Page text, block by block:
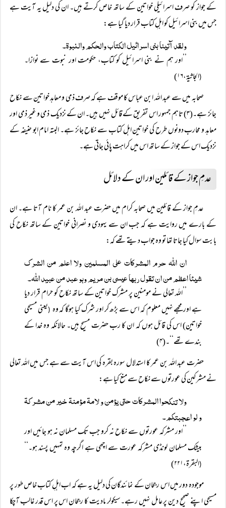
کے جواز کو صرف اسرائیلی خواتین کے ساتھ خاص کرتے ہیں۔ ان کی دلیل یہ آیت ہے
جس میں بنی اسرائیل کو اہلِ کتاب قرار دیا گیا ہے:
ولقد آتینا بنی اسرائیل الکتاب والحکم والنبوۃ۔
’’اور ہم نے بنی اسرائیل کو کتاب، حکومت اور نبوت سے نوازا۔
(الجاثیۃ،۱۶)
صحابہ میں سے عبد اللہ ابن عباس کا موقف ہے کہ صرف ذمی و معاہد خواتین سے نکاح
جائز ہے۔(۳) تاہم جمہور اس تفریق کے قائل نہیں ہیں۔ ان کے نزدیک ذمی و غیر ذمی اور
معاہد و محارب دونوں طرح کی خواتین اہل کتاب سے نکاح جائز ہے۔ البتہ امام ابو حنیفہ کے
نزدیک اس کے جواز کے ساتھ اس میں کراہت پائی جاتی ہے۔
عدمِ جواز کے قائلین اور ان کے دلائل
عدمِ جواز کے قائلین میں صحابہ کرام میں حضرت عبد اللہ بن عمر کا نام آتا ہے۔ ان
کے بارے میں روایت ہے کہ جب ان سے یہودی و نصرانی خواتین کے ساتھ نکاح کی
بابت سوال کیا جاتا تھا تو وہ جواب دیتے تھے کہ:
ان اللہ حرم المشرکات علی المسلمین ولا اعلم من الشرک
شیئا اعظم من ان تقول ربھا عیسی بن مریم وہو عبد من عبید اللہ۔
’’اللہ تعالی نے مومنین پر مشرک خواتین کے ساتھ نکاح کو حرام قرار دیا
ہے اور مجھے نہیں معلوم کہ اس سے بڑھ کر اور شرک کیا ہوگا کہ وہ (یعنی مسیحی
خواتین) اس کی قائل ہوں کہ ان کا رب حضرت مسیح ہیں۔ حالانکہ وہ خدا کے
بندے تھے‘‘۔(۴)
حضرت عبد اللہ بن عمر کا استدلال سورہ بقرہ کی اس آیت سے ہے جس میں اللہ تعالی
نے مشرکین کی عورتوں سے نکاح سے منع کیا ہے:
ولا تنکحوا المشرکات حتی یؤمن و لامۃ مؤمنۃ خیر من مشرکۃ
و لو اعجبتکم۔
’’اور مشرکہ عورتوں سے نکاح نہ کرو جب تک مسلمان نہ ہو جائیں اور
بیشک مسلمان لونڈی مشرکہ عورت سے اچھی ہے اگرچہ وہ تمہیں پسند ہو۔‘‘
(البقرۃ،۲۲۱)
موجودہ دور میں اس رجحان کے نمائندگان کی دلیل یہ ہے کہ اب اہلِ کتاب خاص طور پر
مسیحی اپنے صحیح دین پر عامل نہیں رہے۔سیکولر مادیت کا رجحان اس پر اس قدر غالب آچکا